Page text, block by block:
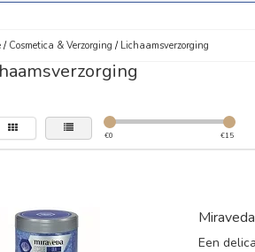
/ Cosmetica & Verzorging / Lichaamsverzorging
€0 €15
Een